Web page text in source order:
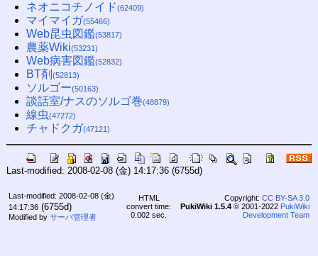
ネオニコチノイド(62409)
マイマイガ(55466)
Web昆虫図鑑(53817)
農薬Wiki(53231)
Web病害図鑑(52832)
BT剤 (52813)
ソルゴー(50163)
談話室/ナスのソルゴ巻(48879)
線虫(47272)
チャドクガ(47121)
Last-modified: 2008-02-08 (金) 14:17:36(6755d)
Last-modified: 2008-02-08 (金)
14:17:36(6755d)
Modified by サーバ管理者
HTML
convert time:
0.002 sec.
Copyright: CC BY-SA 3.0
PukiWiki 1.5.4© 2001-2022 PukiWiki
Development Team